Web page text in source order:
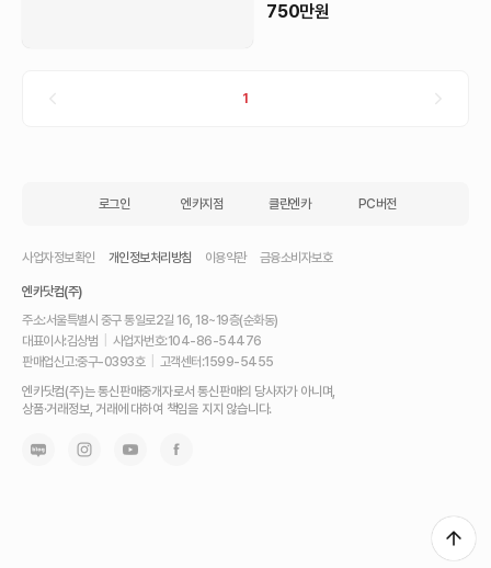
750만원
1
로그인 엔카지점 클린엔카 PC버전
사업자정보확인 개인정보처리방침 이용약관 금융소비자보호
엔카닷컴(주)
주소:서울특별시 중구 통일로2길 16, 18~19층(순화동)
대표이사:김상범 사업자번호:104-86-54476
판매업신고:중구-0393호 고객센터:1599-5455
차
를
고
엔카닷컴(주)는 통신판매중개자로서 통신판매의 당사자가 아니며,
상품·거래정보, 거래에 대하여 책임을 지지 않습니다.